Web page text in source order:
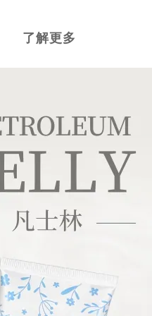
了解更多